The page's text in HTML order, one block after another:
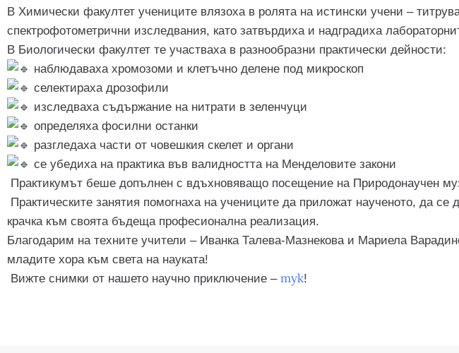
В Химически факултет учениците влязоха в ролята на истински учени –
спектрофотометрични изследвания, като затвърдиха и надградиха
В Биологически факултет те участваха в разнообразни практически дейности:
наблюдаваха хромозоми и клетъчно делене под микроскоп
селектираха дрозофили
изследваха съдържание на нитрати в зеленчуци
определяха фосилни останки
разгледаха части от човешкия скелет и органи
се убедиха на практика във валидността на Менделовите закони
Практикумът беше допълнен с вдъхновяващо посещение на Природонаучен
Практическите занятия помогнаха на учениците да приложат наученото, да
крачка към своята бъдеща професионална реализация.
Благодарим на техните учители – Иванка Талева-Мазнекова и Мариела
младите хора към света на науката!
Вижте снимки от нашето научно приключение – тук!